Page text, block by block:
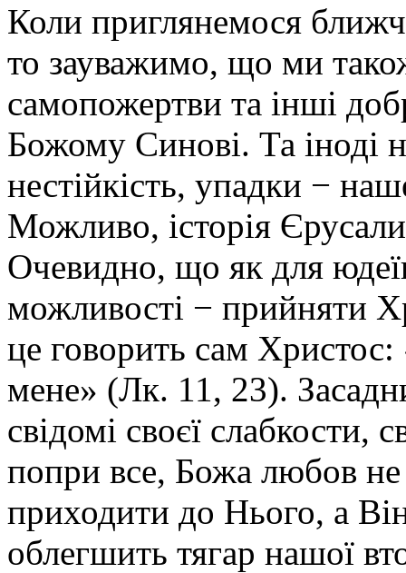
Коли приглянемося
то зауважимо, що ми
самопожертви та інші
Божому Синові. Та іноді
нестійкість, упадки −
Можливо, історія
Очевидно, що як для
можливості − прийняти
це говорить сам
мене» (Лк. 11, 23).
свідомі своєї слабкости,
попри все, Божа любов не
приходити до Нього, а
облегшить тягар нашої